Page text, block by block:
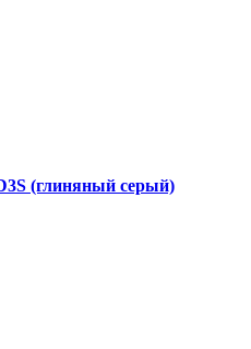
(глиняный серый)